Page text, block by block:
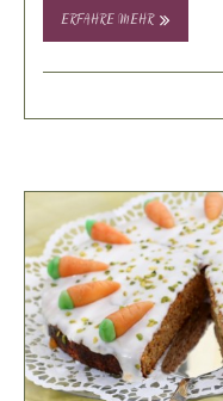
ERFAHRE MEHR